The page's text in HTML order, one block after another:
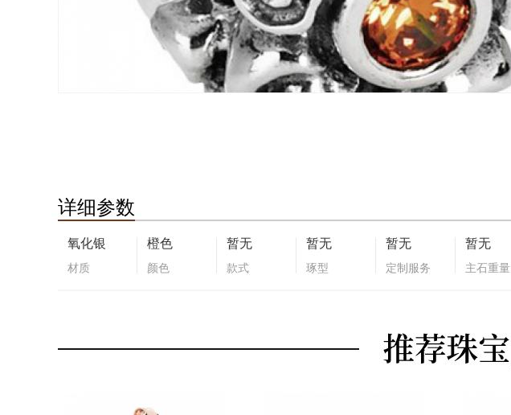
详细参数
氧化银
材质
橙色
颜色
暂无
款式
暂无
琢型
暂无
定制服务
暂无
主石重量